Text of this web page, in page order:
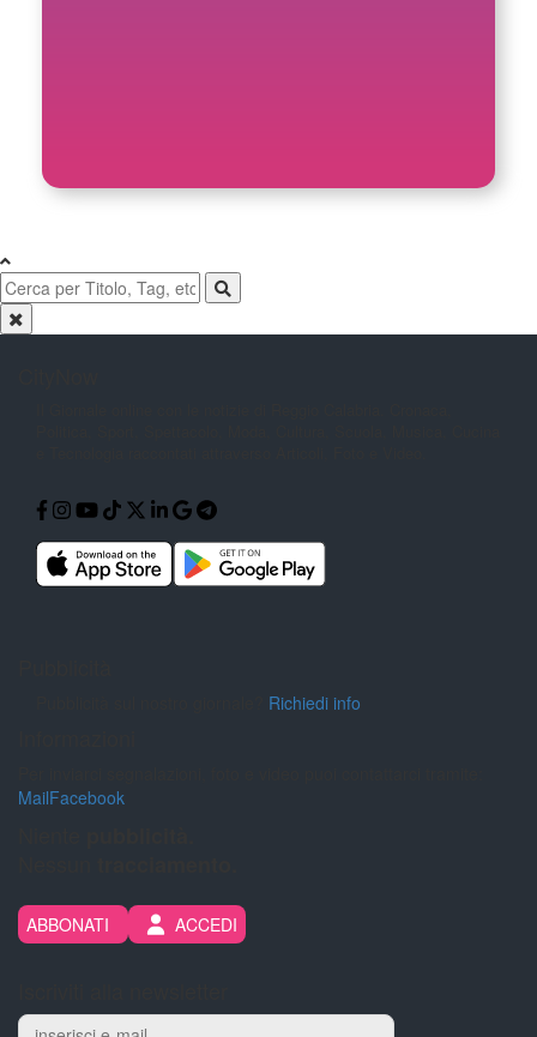
Richiedi info
MailFacebook
ABBONATI ACCEDI